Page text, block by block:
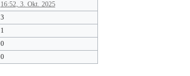
16:52, 3. Okt. 2025
3
1
0
0